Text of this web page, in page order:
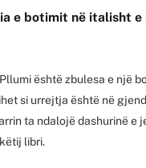
e botimit në italisht
është zbulesa e një
si urrejtja është në
ta ndalojë dashurinë e
libri.